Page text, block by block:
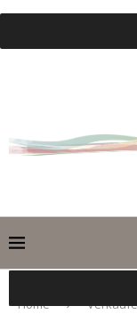
Home